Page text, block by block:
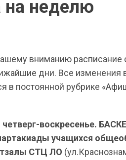
неделю
вниманию расписание
дни. Все изменения
в постоянной рубрике
четверг-воскресенье.
учащихся
СТЦ ЛО